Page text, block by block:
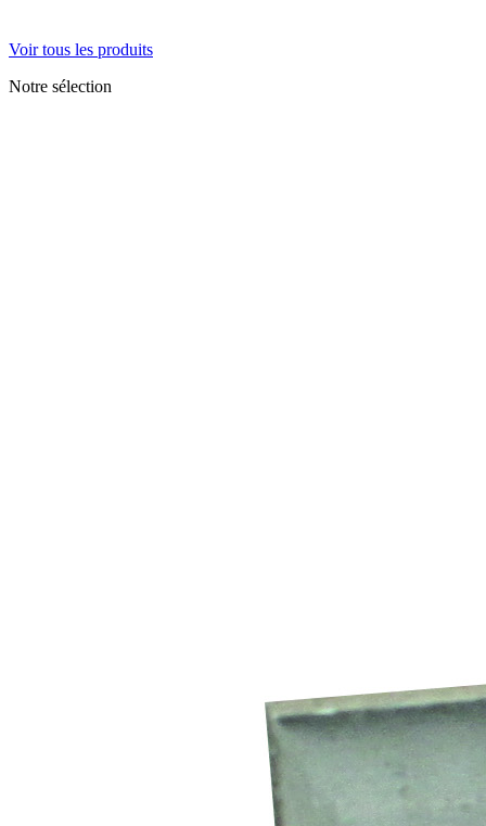
Voir tous les produits
Notre sélection